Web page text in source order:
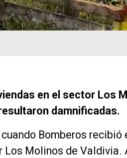
en el sector Los
damnificadas.
Bomberos
Molinos de Valdivia.